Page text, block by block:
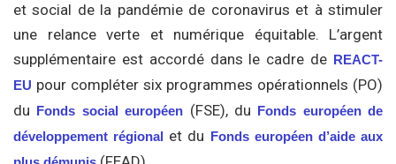
et social de la pandémie de coronavirus et à stimuler
une relance verte et numérique équitable. L’argent
supplémentaire est accordé dans le cadre de REACT-
EU pour compléter six programmes opérationnels (PO)
du Fonds social européen (FSE), du Fonds européen de
développement régional et du Fonds européen d’aide aux